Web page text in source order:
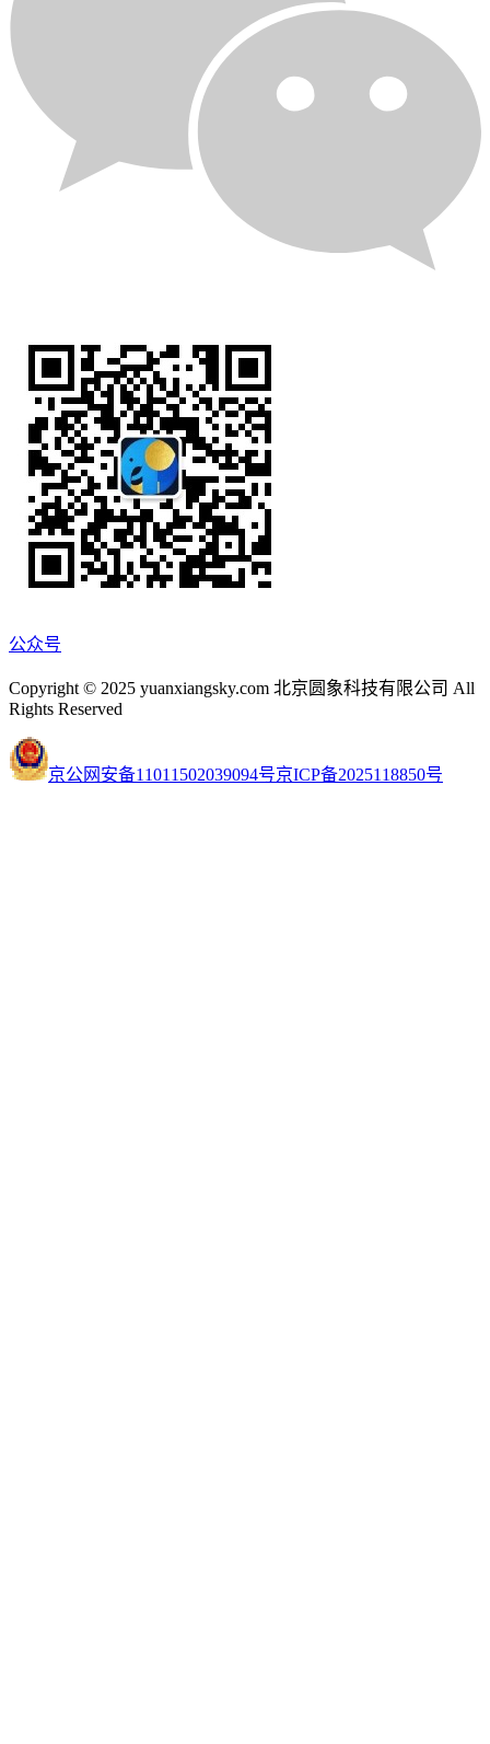
公众号
Copyright © 2025 yuanxiangsky.com 北京圆象科技有限公司 All
Rights Reserved
京公网安备11011502039094号京ICP备2025118850号